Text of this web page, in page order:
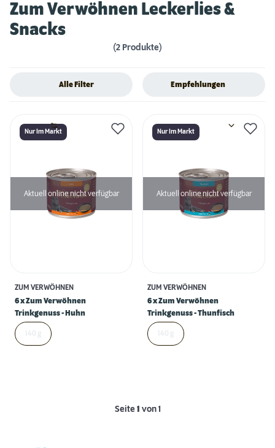
Zum Verwöhnen Leckerlies &
Snacks
(2 Produkte)
Alle Filter Empfehlungen
Nur Im Markt
Aktuell online nicht verfügbar
ZUM VERWÖHNEN
6 x Zum Verwöhnen
Trinkgenuss - Huhn
Nur Im Markt
Aktuell online nicht verfügbar
ZUM VERWÖHNEN
6 x Zum Verwöhnen
Trinkgenuss - Thunfisch
Seite1 von 1